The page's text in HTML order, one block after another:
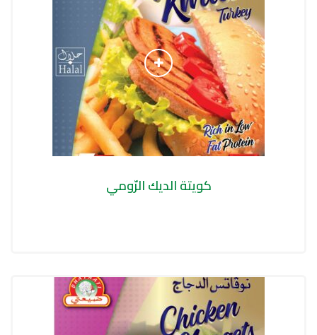
كويتة الديك الرّومي